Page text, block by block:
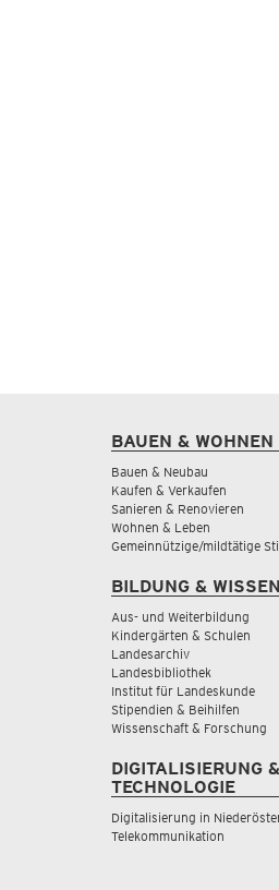
BAUEN & WOHNEN
Bauen & Neubau
Kaufen & Verkaufen
Sanieren & Renovieren
Wohnen & Leben
Gemeinnützige/mildtätige
BILDUNG &
Aus- und Weiterbildung
Kindergärten & Schulen
Landesarchiv
Landesbibliothek
Institut für Landeskunde
Stipendien & Beihilfen
Wissenschaft & Forschung
DIGITALISIERUNG &
TECHNOLOGIE
Digitalisierung in
Telekommunikation